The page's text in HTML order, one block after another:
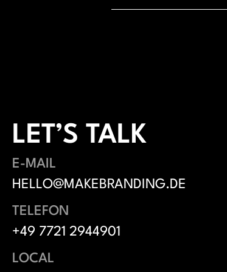
LET’S TALK
E-MAIL
HELLO@MAKEBRANDING.DE
TELEFON
+49 7721 2944901
LOCAL